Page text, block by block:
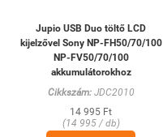
Jupio USB Duo töltő LCD
kijelzővel Sony NP-FH50/70/100
NP-FV50/70/100
akkumulátorokhoz
Cikkszám:JDC2010
14 995 Ft
(14 995 / db)